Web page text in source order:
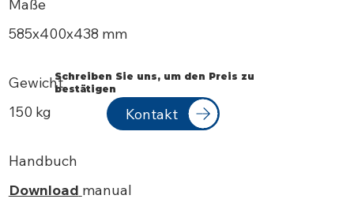
Maße
585х400x438 mm
Gewicht
150 kg
Handbuch
Download manual
Schreiben Sie uns, um den Preis zu
bestätigen
Kontakt